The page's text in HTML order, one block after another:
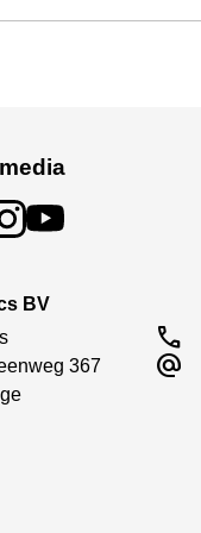
BV
367
call
alternate_email